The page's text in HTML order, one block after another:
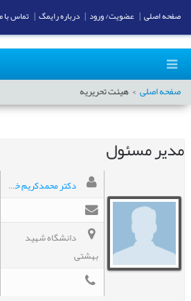
صفحه اصلی هیئت تحریریه
مدير مسئول
دکتر محمدکریم خداپناهی
دانشگاه شهید
بهشتی
صفحه اصلی عضویت/ ورود درباره رایمگ تماس با ما